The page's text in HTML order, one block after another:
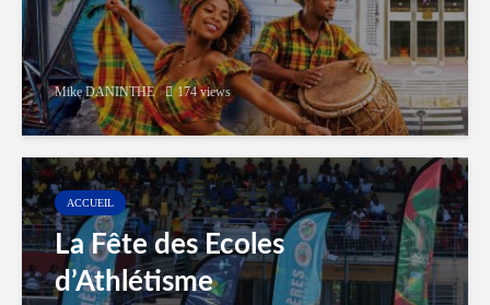
Mike DANINTHE 174 views
ACCUEIL
La Fête des Ecoles
d’Athlétisme